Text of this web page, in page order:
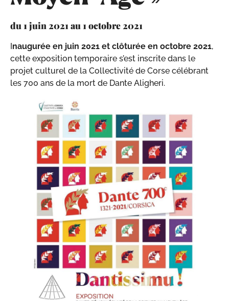
du 1 juin 2021 au 1 octobre 2021
Inaugurée en juin 2021 et clôturée en octobre 2021,
cette exposition temporaire s’est inscrite dans le
projet culturel de la Collectivité de Corse célébrant
les 700 ans de la mort de Dante Aligheri.